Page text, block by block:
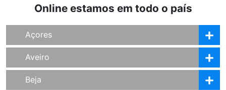
Online estamos em todo o país
Açores
Aveiro
Beja